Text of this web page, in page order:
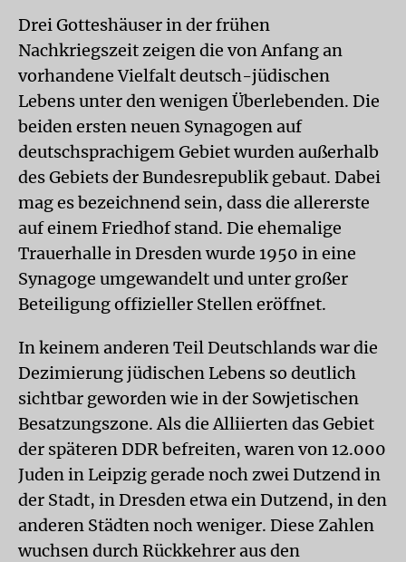
Drei Gotteshäuser in der frühen
Nachkriegszeit zeigen die von Anfang an
vorhandene Vielfalt deutsch-jüdischen
Lebens unter den wenigen Überlebenden. Die
beiden ersten neuen Synagogen auf
deutschsprachigem Gebiet wurden außerhalb
des Gebiets der Bundesrepublik gebaut. Dabei
mag es bezeichnend sein, dass die allererste
auf einem Friedhof stand. Die ehemalige
Trauerhalle in Dresden wurde 1950 in eine
Synagoge umgewandelt und unter großer
Beteiligung offizieller Stellen eröffnet.
In keinem anderen Teil Deutschlands war die
Dezimierung jüdischen Lebens so deutlich
sichtbar geworden wie in der Sowjetischen
Besatzungszone. Als die Alliierten das Gebiet
der späteren DDR befreiten, waren von 12.000
Juden in Leipzig gerade noch zwei Dutzend in
der Stadt, in Dresden etwa ein Dutzend, in den
anderen Städten noch weniger. Diese Zahlen
wuchsen durch Rückkehrer aus den